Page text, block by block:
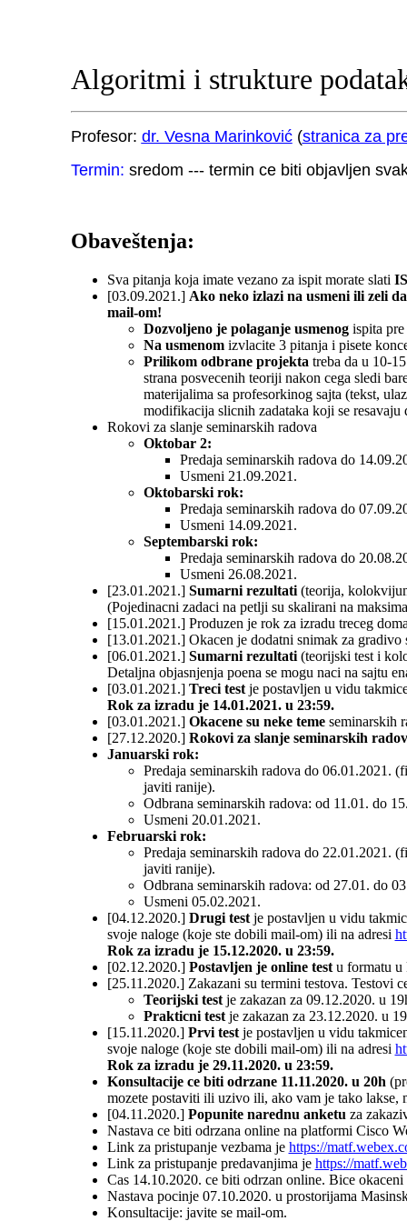
Algoritmi i strukture
Profesor: dr. Vesna Marinković(stranica za
Termin: sredom --- termin ce biti objavljen
Obaveštenja:
Sva pitanja koja imate vezano za ispit morate slati
[03.09.2021.] Ako neko izlazi na usmeni ili zeli
mail-om!
Dozvoljeno je polaganje usmenogispita pre
Na usmenomizvlacite 3 pitanja i pisete
Prilikom odbrane projekta treba da u 10-
strana posvecenih teoriji nakon cega sledi
materijalima sa profesorkinog sajta (tekst,
modifikacija slicnih zadataka koji se
Rokovi za slanje seminarskih radova
Oktobar 2:
Predaja seminarskih radova do
Usmeni 21.09.2021.
Oktobarski rok:
Predaja seminarskih radova do
Usmeni 14.09.2021.
Septembarski rok:
Predaja seminarskih radova do
Usmeni 26.08.2021.
[23.01.2021.] Sumarni rezultati(teorija,
(Pojedinacni zadaci na petlji su skalirani na
[15.01.2021.] Produzen je rok za izradu treceg
[13.01.2021.] Okacen je dodatni snimak za gradivo
[06.01.2021.] Sumarni rezultati(teorijski test i
Detaljna objasnjenja poena se mogu naci na sajtu
[03.01.2021.] Treci testje postavljen u vidu
Rok za izradu je 14.01.2021. u 23:59.
[03.01.2021.] Okacene su neke temeseminarskih
[27.12.2020.] Rokovi za slanje seminarskih
Januarski rok:
Predaja seminarskih radova do 06.01.2021.
javiti ranije).
Odbrana seminarskih radova: od 11.01. do
Usmeni 20.01.2021.
Februarski rok:
Predaja seminarskih radova do 22.01.2021.
javiti ranije).
Odbrana seminarskih radova: od 27.01. do
Usmeni 05.02.2021.
[04.12.2020.] Drugi testje postavljen u vidu
svoje naloge (koje ste dobili mail-om) ili na adresi
Rok za izradu je 15.12.2020. u 23:59.
[02.12.2020.] Postavljen je online testu formatu u
[25.11.2020.] Zakazani su termini testova. Testovi
Teorijski testje zakazan za 09.12.2020. u
Prakticni testje zakazan za 23.12.2020. u
[15.11.2020.] Prvi testje postavljen u vidu
svoje naloge (koje ste dobili mail-om) ili na adresi
Rok za izradu je 29.11.2020. u 23:59.
Konsultacije ce biti odrzane 11.11.2020. u 20h
mozete postaviti ili uzivo ili, ako vam je tako lakse,
[04.11.2020.] Popunite narednu anketu za
Nastava ce biti odrzana online na platformi Cisco
Link za pristupanje vezbama je https://
Link za pristupanje predavanjima je https://
Cas 14.10.2020. ce biti odrzan online. Bice
Nastava pocinje 07.10.2020. u prostorijama
Konsultacije: javite se mail-om.